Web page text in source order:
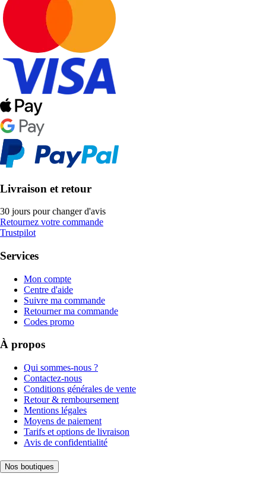
Livraison et retour
30 jours pour changer d'avis
Retournez votre commande
Trustpilot
Services
Mon compte
Centre d'aide
Suivre ma commande
Retourner ma commande
Codes promo
À propos
Qui sommes-nous ?
Contactez-nous
Conditions générales de vente
Retour & remboursement
Mentions légales
Moyens de paiement
Tarifs et options de livraison
Avis de confidentialité
Nos boutiques